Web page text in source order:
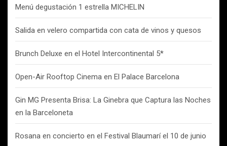
Menú degustación 1 estrella MICHELIN
Salida en velero compartida con cata de vinos y quesos
Brunch Deluxe en el Hotel Intercontinental 5*
Open-Air Rooftop Cinema en El Palace Barcelona
Gin MG Presenta Brisa: La Ginebra que Captura las Noches
en la Barceloneta
Rosana en concierto en el Festival Blaumarí el 10 de junio